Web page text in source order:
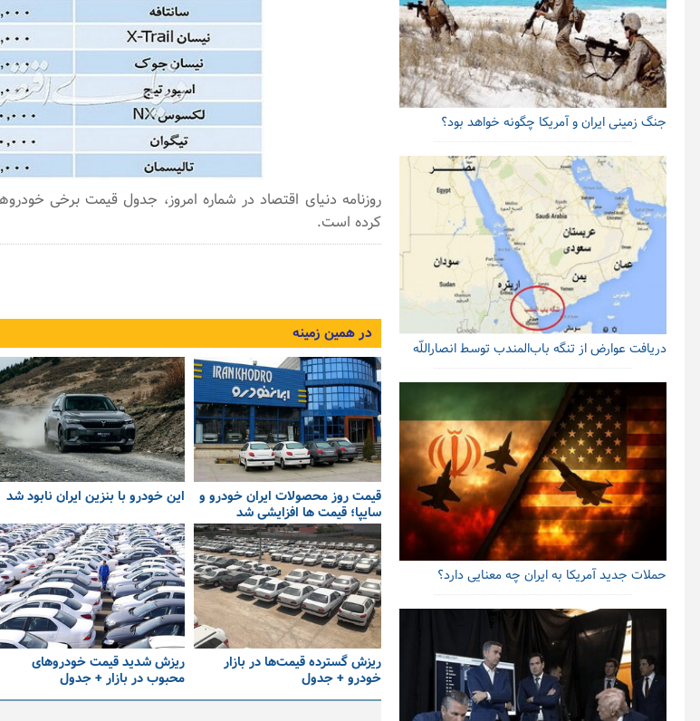
روزنامه دنیای اقتصاد در شماره امروز، جدول قیمت برخی
کرده است.
در همین زمینه
قیمت روز محصولات ایران خودرو و
سایپا؛ قیمت ها افزایشی شد
این خودرو با بنزین ایران نابود شد
ریزش گسترده قیمت‌ها در بازار
خودرو + جدول
ریزش شدید قیمت خودروهای
محبوب در بازار + جدول
جنگ زمینی ایران و آمریکا چگونه خواهد بود؟
دریافت عوارض از تنگه باب‌المندب توسط انصاراللّه
حملات جدید آمریکا به ایران چه معنایی دارد؟